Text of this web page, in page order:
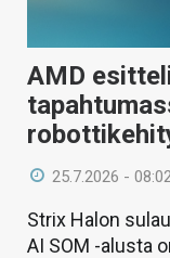
AMD
25.7.2026 -
Strix Halon
AI SOM -alusta